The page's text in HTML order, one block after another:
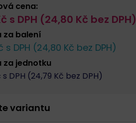
cena:
s DPH (24,80 Kč bez DPH)
za balení
s DPH (24,80 Kč bez DPH)
za jednotku
s DPH (24,79 Kč bez DPH)
variantu